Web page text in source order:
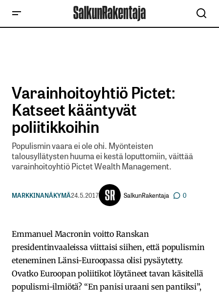
Varainhoitoyhtiö Pictet:
Katseet kääntyvät
poliitikkoihin
Populismin vaara ei ole ohi. Myönteisten
talousyllätysten huuma ei kestä loputtomiin, väittää
varainhoitoyhtiö Pictet Wealth Management.
MARKKINANÄKYMÄ24.5.2017 SalkunRakentaja 0
Emmanuel Macronin voitto Ranskan
presidentinvaaleissa viittaisi siihen, että populismin
eteneminen Länsi-Euroopassa olisi pysäytetty.
Ovatko Euroopan poliitikot löytäneet tavan käsitellä
populismi-ilmiötä? “En panisi uraani sen pantiksi”,